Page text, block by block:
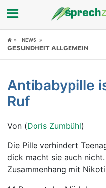
Fokus
Symptome
Ratgeber
Rubriken
NEWS
GESUNDHEIT ALLGEMEIN
Antibabypille
Ruf
Von (Doris Zumbühl)
Die Pille verhindert
dick macht sie auch
Zusammenhang mit